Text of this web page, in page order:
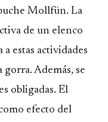
Mollfün. La
de un elenco
estas actividades
Además, se
obligadas. El
efecto del